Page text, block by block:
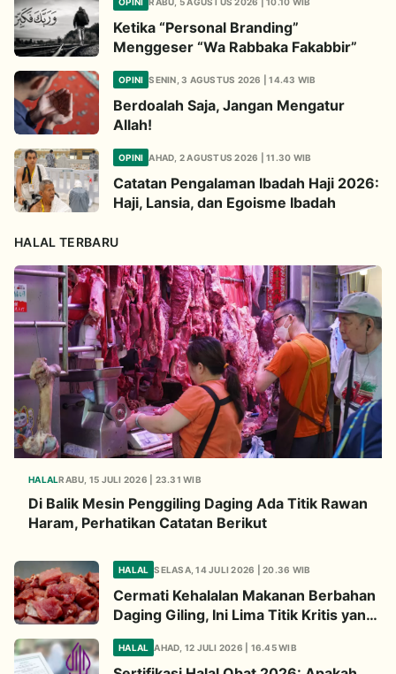
Ketika “Personal Branding”
Menggeser “Wa Rabbaka Fakabbir”
OPINI SENIN, 3 AGUSTUS 2026 | 14.43 WIB
Berdoalah Saja, Jangan Mengatur
Allah!
OPINI AHAD, 2 AGUSTUS 2026 | 11.30 WIB
Catatan Pengalaman Ibadah Haji 2026:
Haji, Lansia, dan Egoisme Ibadah
HALAL TERBARU
HALALRABU, 15 JULI 2026 | 23.31 WIB
Di Balik Mesin Penggiling Daging Ada Titik Rawan
Haram, Perhatikan Catatan Berikut
HALAL SELASA, 14 JULI 2026 | 20.36 WIB
Cermati Kehalalan Makanan Berbahan
Daging Giling, Ini Lima Titik Kritis yang
Wajib Diperhatikan
HALAL AHAD, 12 JULI 2026 | 16.45 WIB